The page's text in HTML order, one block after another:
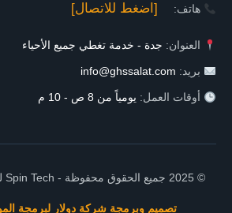
هاتف: [اضغط للاتصال]
العنوان: جدة - خدمة تغطي جميع الأحياء
بريد:
أوقات العمل: يومياً من 8 ص - 10 م
© 2025 جميع الحقوق محفوظة - Spin Tech لصيانة الغسالات بجدة
تصميم وبرمجة شركة دولار لبرمجة